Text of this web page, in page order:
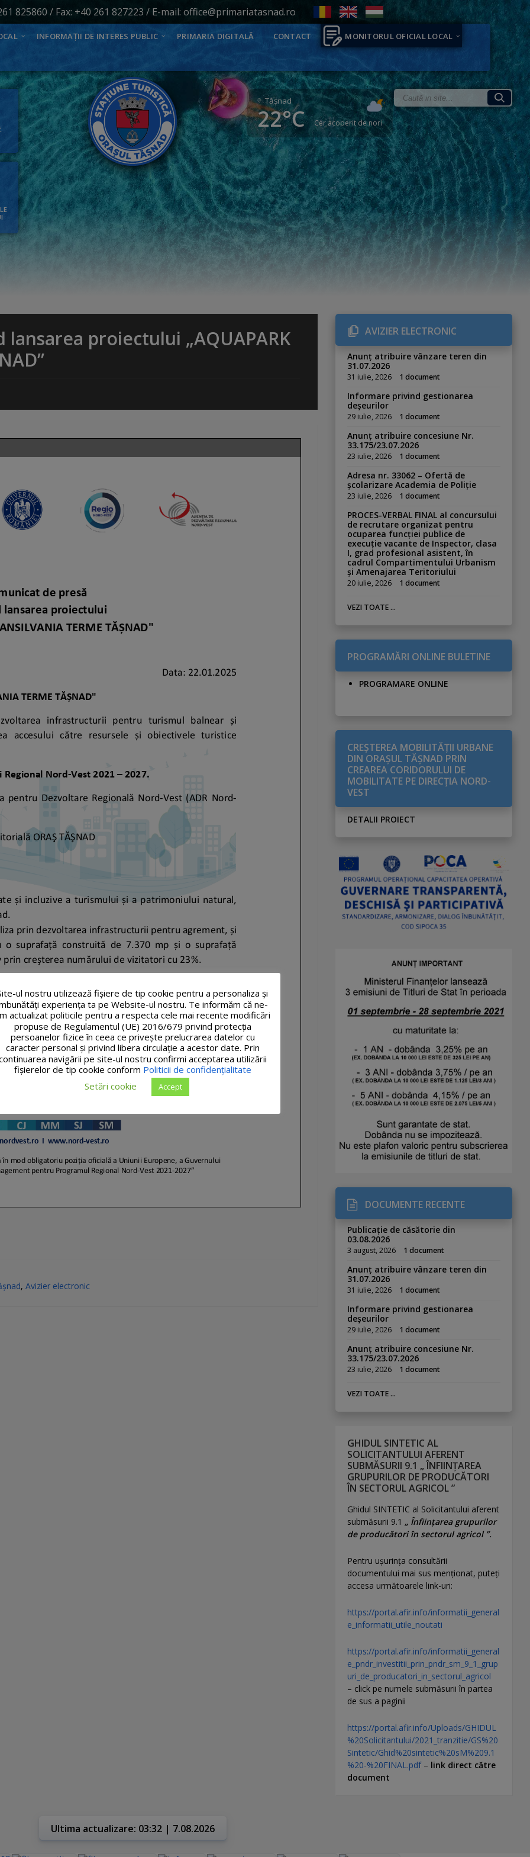
825860 / Fax: +40 261 827223 / E-mail: office@primariatasnad.ro
INFORMAȚII DE INTERES PUBLIC PRIMARIA DIGITALĂ CONTACT MONITORUL OFICIAL LOCAL
Tăşnad
22°C Cer acoperit de nori
proiectului „AQUAPARK
, Avizier electronic
AVIZIER ELECTRONIC
Anunț atribuire vânzare teren din
31.07.2026
31 iulie, 2026 1 document
Informare privind gestionarea
deșeurilor
29 iulie, 2026 1 document
Anunț atribuire concesiune Nr.
33.175/23.07.2026
23 iulie, 2026 1 document
Adresa nr. 33062 – Ofertă de
școlarizare Academia de Poliție
23 iulie, 2026 1 document
PROCES-VERBAL FINAL al concursului
de recrutare organizat pentru
ocuparea funcției publice de
execuție vacante de Inspector, clasa
I, grad profesional asistent, în
cadrul Compartimentului Urbanism
și Amenajarea Teritoriului
20 iulie, 2026 1 document
VEZI TOATE ...
PROGRAMĂRI ONLINE BULETINE
PROGRAMARE ONLINE
CREŞTEREA MOBILITĂŢII URBANE
DIN ORAŞUL TĂŞNAD PRIN
CREAREA CORIDORULUI DE
MOBILITATE PE DIRECŢIA NORD-
VEST
DETALII PROIECT
DOCUMENTE RECENTE
Publicație de căsătorie din
03.08.2026
3 august, 2026 1 document
Anunț atribuire vânzare teren din
31.07.2026
31 iulie, 2026 1 document
Informare privind gestionarea
deșeurilor
29 iulie, 2026 1 document
Anunț atribuire concesiune Nr.
33.175/23.07.2026
23 iulie, 2026 1 document
VEZI TOATE ...
GHIDUL SINTETIC AL
SOLICITANTULUI AFERENT
SUBMĂSURII 9.1 „ ÎNFIINȚAREA
GRUPURILOR DE PRODUCĂTORI
ÎN SECTORUL AGRICOL ”
Ghidul SINTETIC al Solicitantului aferent
submăsurii 9.1 „ Înființarea grupurilor
de producători în sectorul agricol ”.
Pentru uşurinţa consultării
documentului mai sus menţionat, puteţi
accesa următoarele link-uri:
https://portal.afir.info/informatii_general
e_informatii_utile_noutati
https://portal.afir.info/informatii_general
e_pndr_investitii_prin_pndr_sm_9_1_grup
uri_de_producatori_in_sectorul_agricol
– click pe numele submăsurii în partea
de sus a paginii
https://portal.afir.info/Uploads/GHIDUL
%20Solicitantului/2021_tranzitie/GS%20
Sintetic/Ghid%20sintetic%20sM%209.1
%20-%20FINAL.pdf– link direct către
document
Ultima actualizare: 03:32 | 7.08.2026
ul nostru utilizează fişiere de tip cookie pentru a personaliza și
experiența ta pe Website-ul nostru. Te informăm că ne-
actualizat politicile pentru a respecta cele mai recente modificări
propuse de Regulamentul (UE) 2016/679 privind protecția
persoanelor fizice în ceea ce privește prelucrarea datelor cu
caracter personal și privind libera circulație a acestor date. Prin
navigării pe site-ul nostru confirmi acceptarea utilizării
fişierelor de tip cookie conform Politicii de confidențialitate
Setări cookie
Accept